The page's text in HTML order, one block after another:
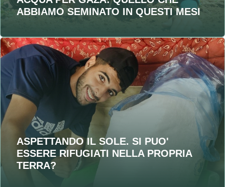
ABBIAMO SEMINATO IN QUESTI MESI
ASPETTANDO IL SOLE. SI PUO'
ESSERE RIFUGIATI NELLA PROPRIA
TERRA?